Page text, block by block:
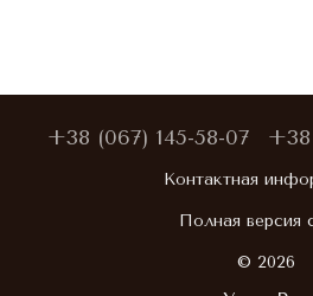
+38 (067) 145-58-07 +38
Контактная
Полная версия
© 2026